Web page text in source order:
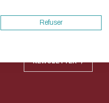
nécessaires à votre
parcourir dans son Mode
peu nos serveurs et vous
contribution !
Règlement
commun des
bibliothèques
NEWSLETTER
Refuser